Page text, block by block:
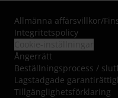
Allmänna affärsvillkor/
Integritetspolicy
Ångerrätt
Beställningsprocess /
Lagstadgade
Tillgänglighetsförklaring